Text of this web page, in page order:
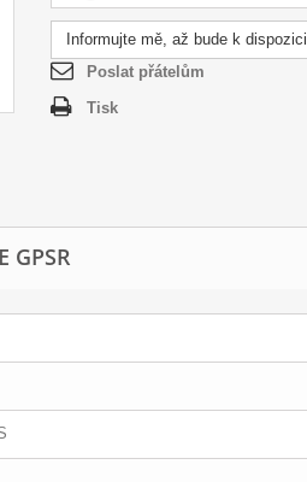
Informujte mě, až bude k dispozici
Poslat přátelům
Tisk
GPSR